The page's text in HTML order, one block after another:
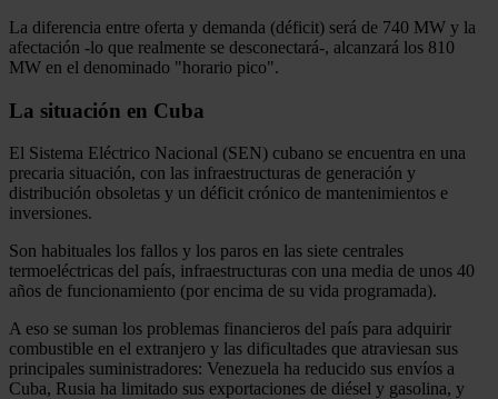
La diferencia entre oferta y demanda (déficit) será de 740 MW y la
afectación -lo que realmente se desconectará-, alcanzará los 810
MW en el denominado "horario pico".
La situación en Cuba
El Sistema Eléctrico Nacional (SEN) cubano se encuentra en una
precaria situación, con las infraestructuras de generación y
distribución obsoletas y un déficit crónico de mantenimientos e
inversiones.
Son habituales los fallos y los paros en las siete centrales
termoeléctricas del país, infraestructuras con una media de unos 40
años de funcionamiento (por encima de su vida programada).
A eso se suman los problemas financieros del país para adquirir
combustible en el extranjero y las dificultades que atraviesan sus
principales suministradores: Venezuela ha reducido sus envíos a
Cuba, Rusia ha limitado sus exportaciones de diésel y gasolina, y